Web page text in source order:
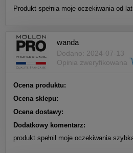
Produkt spełnia moje oczekiwania od
wanda
Dodano: 2024-07-13
Opinia zweryfikowana
Ocena produktu:
Ocena sklepu:
Ocena dostawy:
Dodatkowy komentarz:
produkt spełnił moje oczekiwania